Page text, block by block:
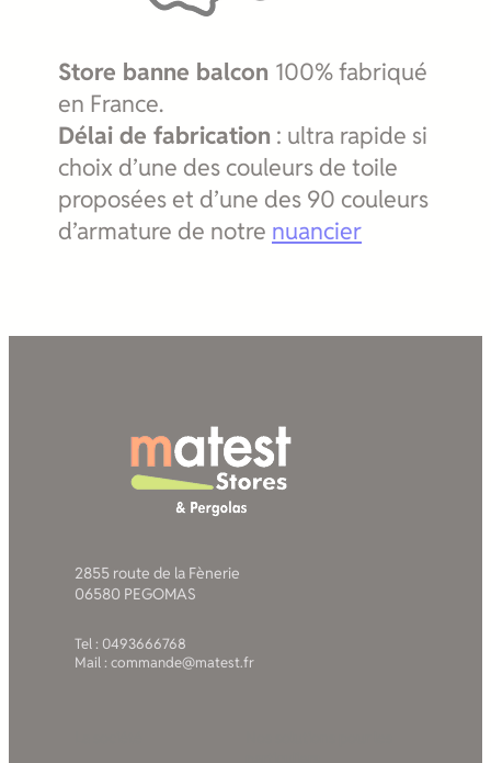
Store banne balcon 100% fabriqué
en France.
Délai de fabrication : ultra rapide si
choix d’une des couleurs de toile
proposées et d’une des 90 couleurs
d’armature de notre nuancier
2855 route de la Fènerie
06580 PEGOMAS
Tel : 0493666768
Mail : commande@matest.fr